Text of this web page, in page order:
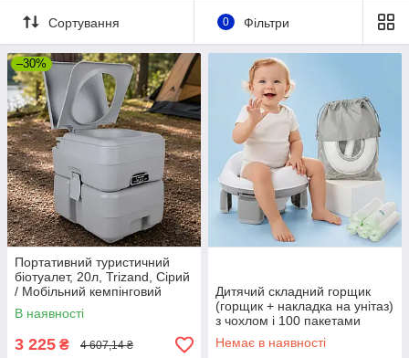
Сортування 0 Фільтри
–30%
Портативний туристичний
біотуалет, 20л, Trizand, Сірий
/ Мобільний кемпінговий
туалет з насосним змивом /
Герметичний біотуалет
В наявності
3 225 ₴ 4 607,14 ₴
Дитячий складний горщик
(горщик + накладка на унітаз)
з чохлом і 100 пакетами
Kruzzel, Сірий / Дорожній
пластиковий горщик
Немає в наявності